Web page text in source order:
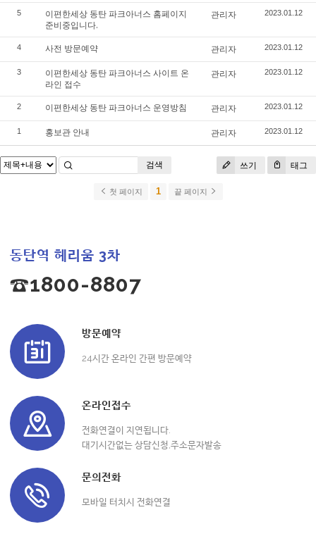
5
이편한세상 동탄 파크아너스 홈페이지
준비중입니다.
관리자 2023.01.12
4 사전 방문예약 관리자 2023.01.12
3
이편한세상 동탄 파크아너스 사이트 온
라인 접수
관리자 2023.01.12
2 이편한세상 동탄 파크아너스 운영방침 관리자 2023.01.12
1 홍보관 안내 관리자 2023.01.12
쓰기 태그
검색
첫 페이지 1 끝 페이지
동탄역 헤리움 3차
☎1800-8807
방문예약
24시간 온라인 간편 방문예약
온라인접수
전화연결이 지연됩니다.
대기시간없는 상담신청,주소문자발송
문의전화
모바일 터치시 전화연결